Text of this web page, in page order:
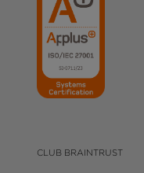
CLUB BRAINTRUST